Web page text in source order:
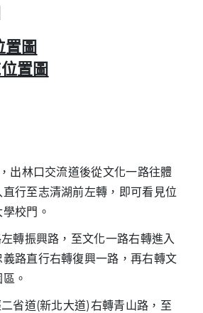
圖
出林口交流道後從文化一路往體
行至志清湖前左轉，即可看見位
校門。
轉振興路，至文化一路右轉進入
路直行右轉復興一路，再右轉文
。
省道(新北大道)右轉青山路，至